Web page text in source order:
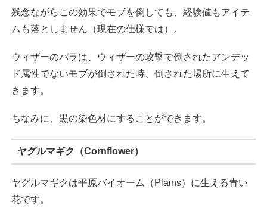
残念ながらこの効果でモブを倒しても、経験値もアイテ
ムも落としません（現在の仕様では）。
ウィザーのバラは、ウィザーの攻撃で倒されたアンデッ
ド属性でないモブが倒された時、倒された場所に生えて
きます。
ちなみに、黒の染色材にすることができます。
ヤグルマギク（Cornflower）
ヤグルマギクは平原バイオーム（Plains）に生える青い
花です。